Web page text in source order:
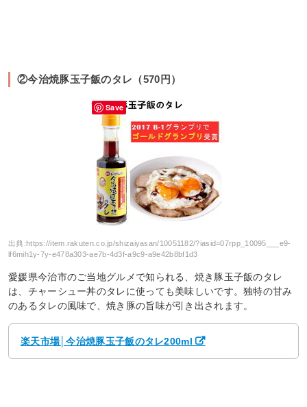
②今治焼豚玉子飯のタレ（570円）
出典: https://item.rakuten.co.jp/shizaiyasan/10051182/?iasid=07rpp_10095___e9-
lf6mih1y-7y-e478a303-ae7b-4d3f-a9c9-a9e42b8bf1d3
愛媛県今治市のご当地グルメで知られる、焼き豚玉子飯のタレ
は、チャーシュー丼のタレに使っても美味しいです。独特の甘み
のあるタレの風味で、焼き豚の旨味が引き出されます。
楽天市場│今治焼豚玉子飯のタレ200ml
Save